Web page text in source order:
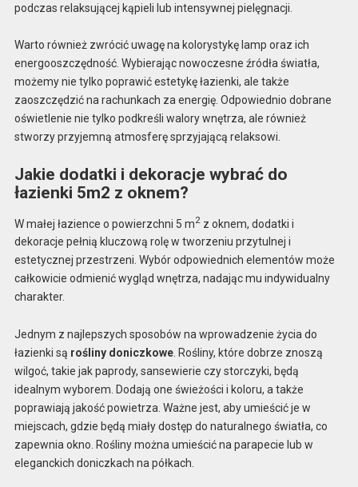
podczas relaksującej kąpieli lub intensywnej pielęgnacji.
Warto również zwrócić uwagę na kolorystykę lamp oraz ich
energooszczędność. Wybierając nowoczesne źródła światła,
możemy nie tylko poprawić estetykę łazienki, ale także
zaoszczędzić na rachunkach za energię. Odpowiednio dobrane
oświetlenie nie tylko podkreśli walory wnętrza, ale również
stworzy przyjemną atmosferę sprzyjającą relaksowi.
Jakie dodatki i dekoracje wybrać do
łazienki 5m2 z oknem?
W małej łazience o powierzchni 5 m2z oknem, dodatki i
dekoracje pełnią kluczową rolę w tworzeniu przytulnej i
estetycznej przestrzeni. Wybór odpowiednich elementów może
całkowicie odmienić wygląd wnętrza, nadając mu indywidualny
charakter.
Jednym z najlepszych sposobów na wprowadzenie życia do
łazienki są rośliny doniczkowe. Rośliny, które dobrze znoszą
wilgoć, takie jak paprody, sansewierie czy storczyki, będą
idealnym wyborem. Dodają one świeżości i koloru, a także
poprawiają jakość powietrza. Ważne jest, aby umieścić je w
miejscach, gdzie będą miały dostęp do naturalnego światła, co
zapewnia okno. Rośliny można umieścić na parapecie lub w
eleganckich doniczkach na półkach.